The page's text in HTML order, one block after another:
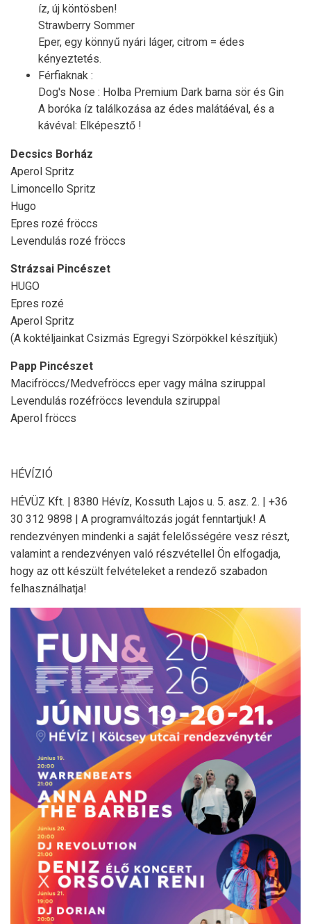
íz, új köntösben!
Strawberry Sommer
Eper, egy könnyű nyári láger, citrom = édes
kényeztetés.
Férfiaknak :
Dog's Nose : Holba Premium Dark barna sör és Gin
A boróka íz találkozása az édes malátáéval, és a
kávéval: Elképesztő !
Decsics Borház
Aperol Spritz
Limoncello Spritz
Hugo
Epres rozé fröccs
Levendulás rozé fröccs
Strázsai Pincészet
HUGO
Epres rozé
Aperol Spritz
(A koktéljainkat Csizmás Egregyi Szörpökkel készítjük)
Papp Pincészet
Macifröccs/Medvefröccs eper vagy málna sziruppal
Levendulás rozéfröccs levendula sziruppal
Aperol fröccs
HÉVÍZIÓ
HÉVÜZ Kft. | 8380 Hévíz, Kossuth Lajos u. 5. asz. 2. | +36
30 312 9898 | A programváltozás jogát fenntartjuk! A
rendezvényen mindenki a saját felelősségére vesz részt,
valamint a rendezvényen való részvétellel Ön elfogadja,
hogy az ott készült felvételeket a rendező szabadon
felhasználhatja!